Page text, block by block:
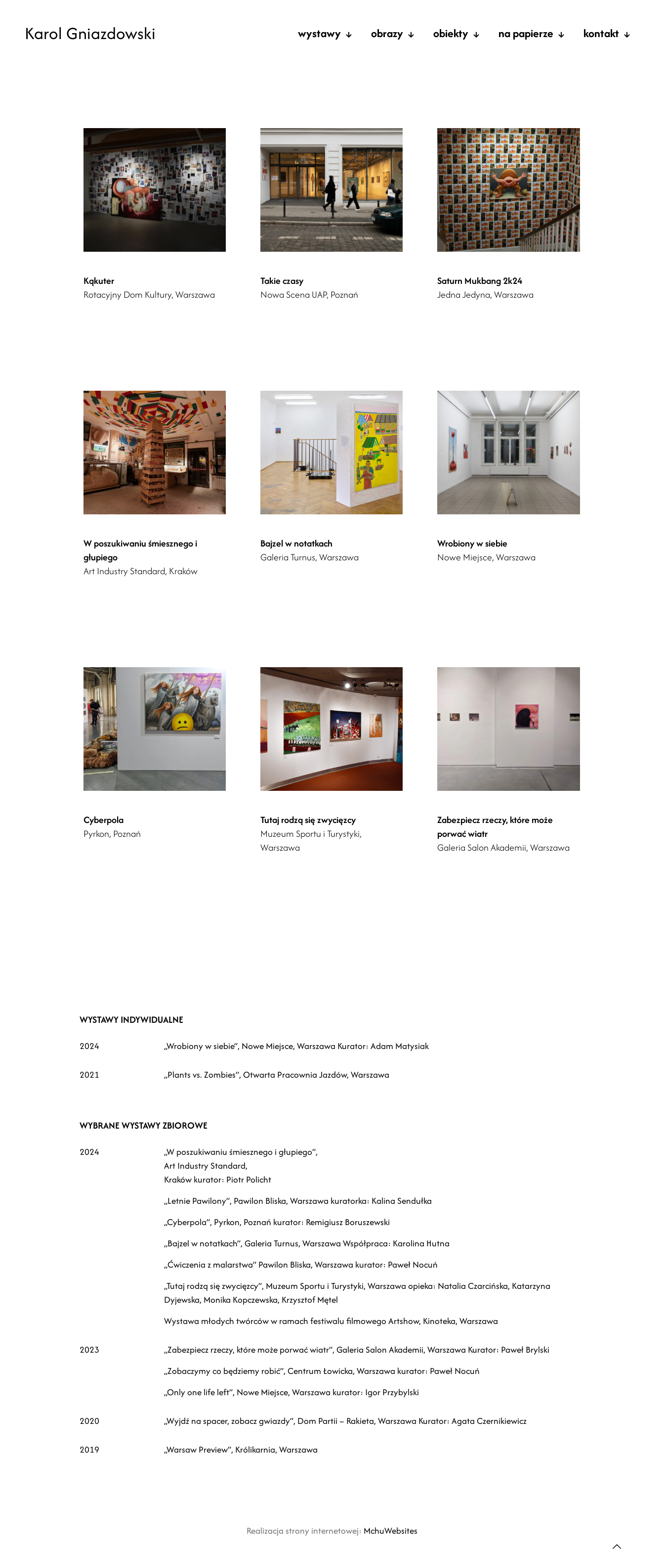
Karol Gniazdowski wystawy obrazy obiekty na papierze kontakt
Kąkuter
Rotacyjny Dom Kultury, Warszawa
Takie czasy
Nowa Scena UAP, Poznań
Saturn Mukbang 2k24
Jedna Jedyna, Warszawa
W poszukiwaniu śmiesznego i
głupiego
Art Industry Standard, Kraków
Bajzel w notatkach
Galeria Turnus, Warszawa
Wrobiony w siebie
Nowe Miejsce, Warszawa
Cyberpola
Pyrkon, Poznań
Tutaj rodzą się zwycięzcy
Muzeum Sportu i Turystyki,
Warszawa
Zabezpiecz rzeczy, które może
porwać wiatr
Galeria Salon Akademii, Warszawa
WYSTAWY INDYWIDUALNE
2024 „Wrobiony w siebie”, Nowe Miejsce, Warszawa Kurator: Adam Matysiak
2021 „Plants vs. Zombies”, Otwarta Pracownia Jazdów, Warszawa
WYBRANE WYSTAWY ZBIOROWE
2024
„W poszukiwaniu śmiesznego i głupiego”,
Art Industry Standard,
Kraków kurator: Piotr Policht
„Letnie Pawilony”, Pawilon Bliska, Warszawa kuratorka: Kalina Sendułka
„Cyberpola”, Pyrkon, Poznań kurator: Remigiusz Boruszewski
„Bajzel w notatkach”, Galeria Turnus, Warszawa Współpraca: Karolina Hutna
„Ćwiczenia z malarstwa” Pawilon Bliska, Warszawa kurator: Paweł Nocuń
„Tutaj rodzą się zwycięzcy”, Muzeum Sportu i Turystyki, Warszawa opieka: Natalia Czarcińska, Katarzyna
Dyjewska, Monika Kopczewska, Krzysztof Mętel
Wystawa młodych twórców w ramach festiwalu filmowego Artshow, Kinoteka, Warszawa
2023
„Zabezpiecz rzeczy, które może porwać wiatr”, Galeria Salon Akademii, Warszawa Kurator: Paweł Brylski
„Zobaczymy co będziemy robić”, Centrum Łowicka, Warszawa kurator: Paweł Nocuń
„Only one life left”, Nowe Miejsce, Warszawa kurator: Igor Przybylski
2020 „Wyjdź na spacer, zobacz gwiazdy”, Dom Partii – Rakieta, Warszawa Kurator: Agata Czernikiewicz
2019 „Warsaw Preview”, Królikarnia, Warszawa
Realizacja strony internetowej: MchuWebsites